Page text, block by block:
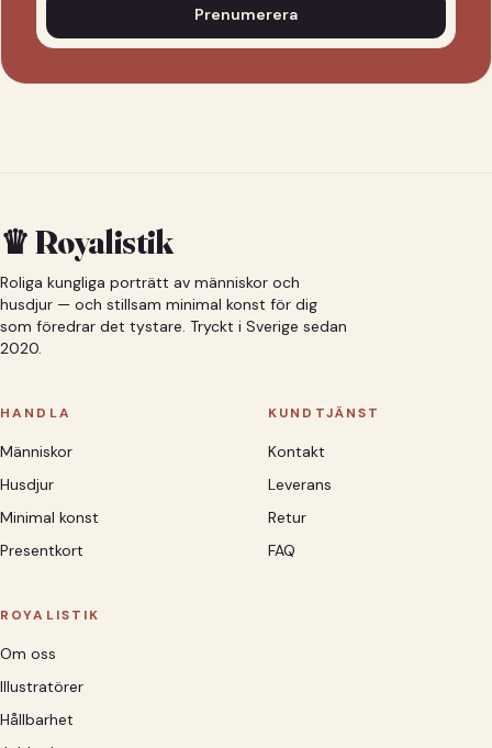
Prenumerera
♛ Royalistik
Roliga kungliga porträtt av människor och
husdjur — och stillsam minimal konst för dig
som föredrar det tystare. Tryckt i Sverige sedan
2020.
HANDLA
Människor
Husdjur
Minimal konst
Presentkort
KUNDTJÄNST
Kontakt
Leverans
Retur
FAQ
ROYALISTIK
Om oss
Illustratörer
Hållbarhet